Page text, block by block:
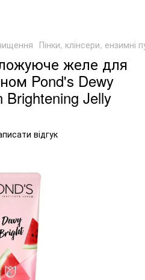
Пінки, клінсери, ензимні
желе для
Pond's Dewy
Brightening Jelly
відгук